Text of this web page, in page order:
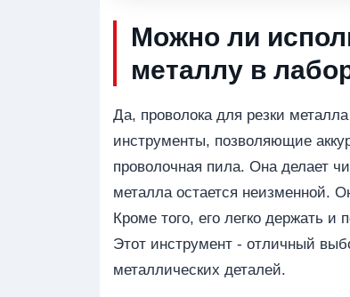
Можно ли
металлу в
Да, проволока для резки
инструменты, позволяющие
проволочная пила. Она делает
металла остается неизменной.
Кроме того, его легко держать
Этот инструмент - отличный
металлических деталей.